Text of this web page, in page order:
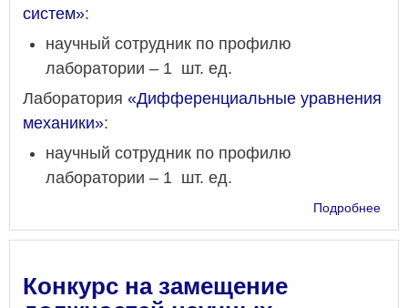
систем»:
научный сотрудник по профилю
лаборатории – 1 шт. ед.
Лаборатория «Дифференциальные уравнения
механики»:
научный сотрудник по профилю
лаборатории – 1 шт. ед.
Подробнее
на
Конкурс на замещение